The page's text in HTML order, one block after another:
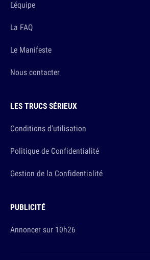
L'équipe
La FAQ
Le Manifeste
Nous contacter
LES TRUCS SÉRIEUX
Conditions d'utilisation
Politique de Confidentialité
Gestion de la Confidentialité
PUBLICITÉ
Annoncer sur 10h26